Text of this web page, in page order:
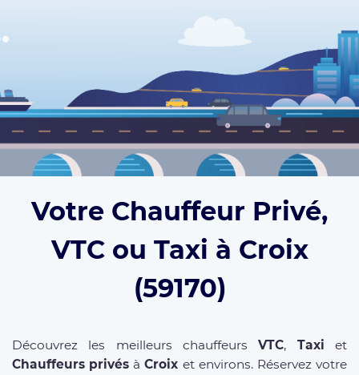
Votre Chauffeur Privé,
VTC ou Taxi à Croix
(59170)
Découvrez les meilleurs chauffeursVTC, Taxi et
Chauffeurs privés àCroix et environs. Réservez votre